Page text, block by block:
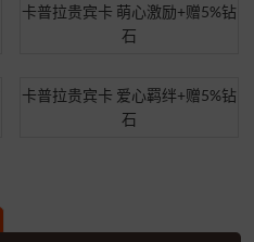
卡普拉贵宾卡 萌心激励+赠5%钻
石
卡普拉贵宾卡 爱心羁绊+赠5%钻
石